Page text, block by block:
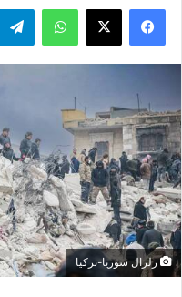
فيسبوك ‫X واتساب
زلزال سوريا-تركيا